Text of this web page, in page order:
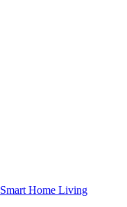
Smart Home Living